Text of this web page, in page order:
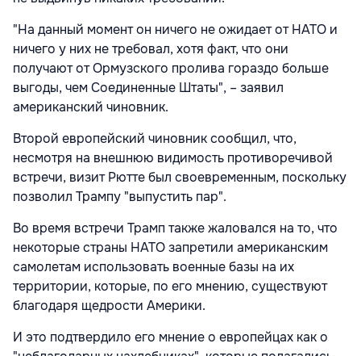
"На данный момент он ничего не ожидает от НАТО и
ничего у них не требовал, хотя факт, что они
получают от Ормузского пролива гораздо больше
выгоды, чем Соединенные Штаты", – заявил
американский чиновник.
Второй европейский чиновник сообщил, что,
несмотря на внешнюю видимость противоречивой
встречи, визит Рютте был своевременным, поскольку
позволил Трампу "выпустить пар".
Во время встречи Трамп также жаловался на то, что
некоторые страны НАТО запретили американским
самолетам использовать военные базы на их
территории, которые, по его мнению, существуют
благодаря щедрости Америки.
И это подтвердило его мнение о европейцах как о